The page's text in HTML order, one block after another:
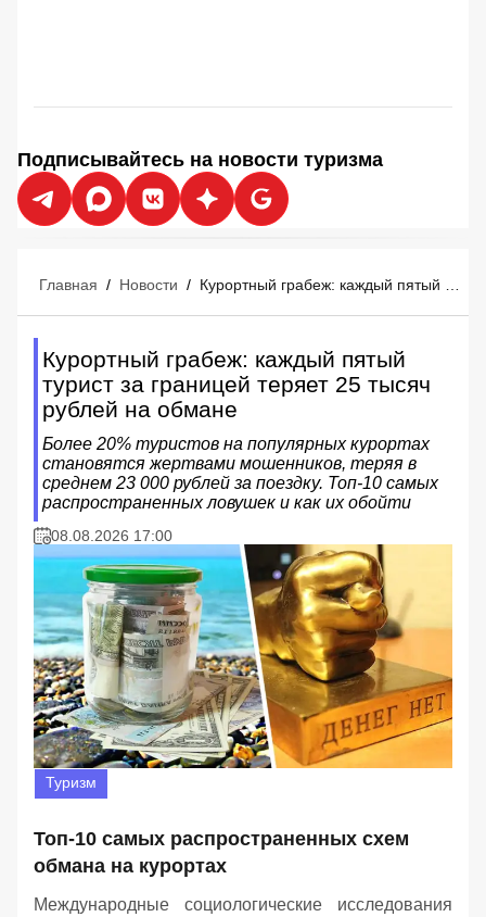
Подписывайтесь на новости туризма
Главная / Новости /
Курортный грабеж: каждый пятый
турист за границей теряет 25 тысяч
рублей на обмане
Более 20% туристов на популярных курортах
становятся жертвами мошенников, теряя в
среднем 23 000 рублей за поездку. Топ-10 самых
распространенных ловушек и как их обойти
08.08.2026 17:00
Туризм
Топ-10 самых распространенных схем
обмана на курортах
Международные социологические исследования